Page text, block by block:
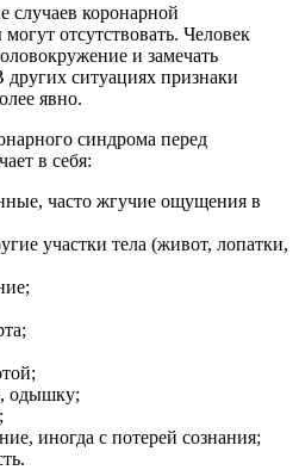
случаев коронарной
отсутствовать. Человек
и замечать
ситуациях признаки
явно.
синдрома перед
в себя:
часто жгучие ощущения в
участки тела (живот, лопатки,
одышку;
иногда с потерей сознания;